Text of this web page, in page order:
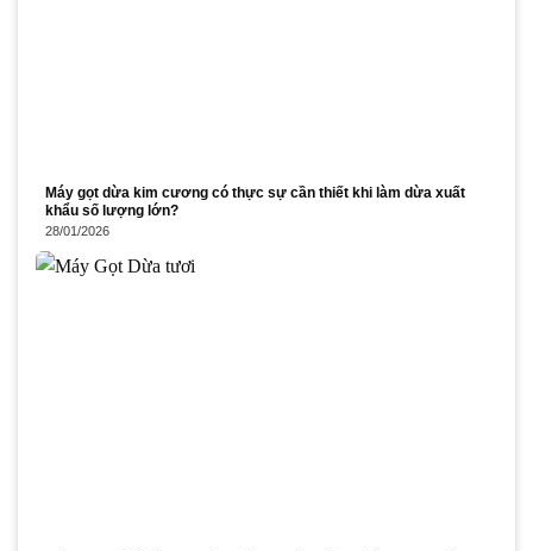
Máy gọt dừa kim cương có thực sự cần thiết khi làm dừa xuất
khẩu số lượng lớn?
28/01/2026